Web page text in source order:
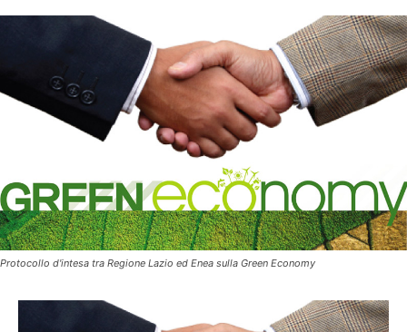
Protocollo d'intesa tra Regione Lazio ed Enea sulla Green Economy